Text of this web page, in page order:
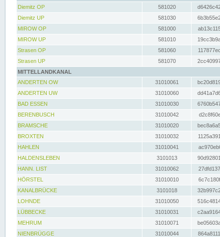
Diemitz OP
581020
Diemitz UP
581030
MIROW OP
581000
MIROW UP
581010
Strasen OP
581060
Strasen UP
581070
MITTELLANDKANAL
ANDERTEN OW
31010061
ANDERTEN UW
31010060
BAD ESSEN
31010030
BERENBUSCH
31010042
BRAMSCHE
31010020
BROXTEN
31010032
HAHLEN
31010041
HALDENSLEBEN
3101013
HANN. LIST
31010062
HÖRSTEL
31010010
KANALBRÜCKE
3101018
LOHNDE
31010050
LÜBBECKE
31010031
MEHRUM
31010071
NIENBRÜGGE
31010044